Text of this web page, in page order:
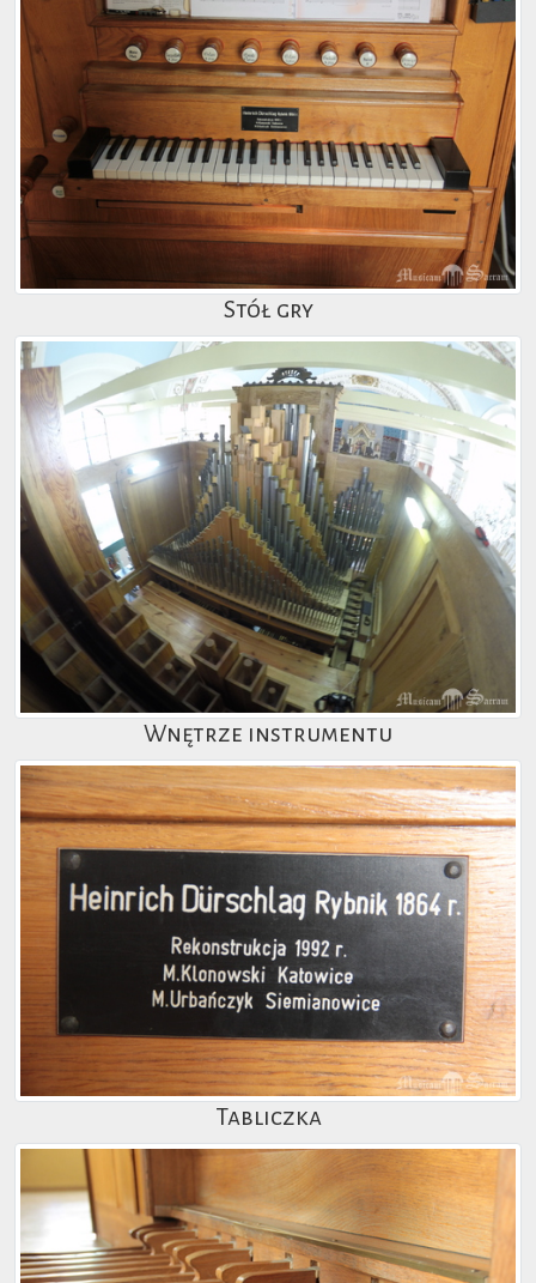
Stół gry
Wnętrze instrumentu
Tabliczka